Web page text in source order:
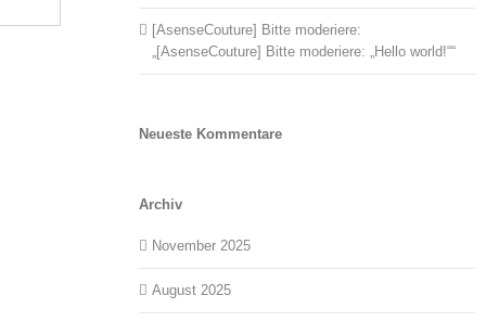
[AsenseCouture] Bitte moderiere:
„[AsenseCouture] Bitte moderiere: „Hello world!““
Neueste Kommentare
Archiv
November 2025
August 2025